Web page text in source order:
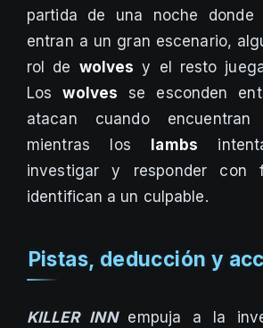
partida de una noche donde
entran a un gran escenario,
rol de wolves y el resto
Loswolves se esconden
atacan cuando
mientras los
lambs
investigar y responder con
identifican a un culpable.
Pistas, deducción y
KILLER INN
empuja a la